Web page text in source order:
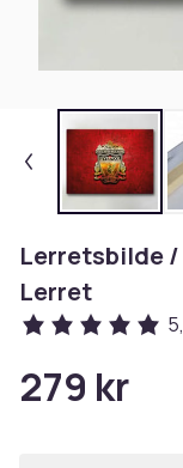
Lerretsbilde /
Lerret
279 kr